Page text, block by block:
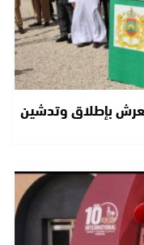
الـ27 لعيد العرش بإطلاق وتدشين